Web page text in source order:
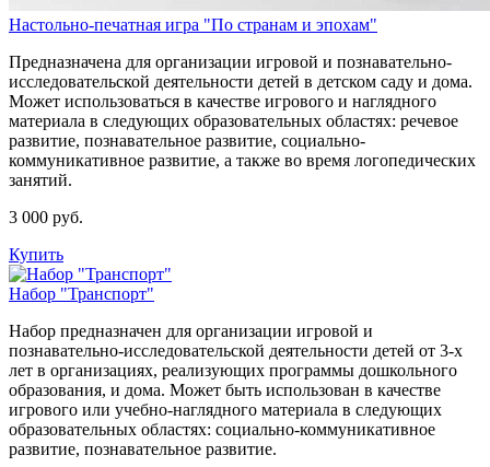
Настольно-печатная игра "По странам и эпохам"
Предназначена для организации игровой и познавательно-
исследовательской деятельности детей в детском саду и дома.
Может использоваться в качестве игрового и наглядного
материала в следующих образовательных областях: речевое
развитие, познавательное развитие, социально-
коммуникативное развитие, а также во время логопедических
занятий.
3 000 руб.
Купить
Набор "Транспорт"
Набор предназначен для организации игровой и
познавательно-исследовательской деятельности детей от 3-х
лет в организациях, реализующих программы дошкольного
образования, и дома. Может быть использован в качестве
игрового или учебно-наглядного материала в следующих
образовательных областях: социально-коммуникативное
развитие, познавательное развитие.